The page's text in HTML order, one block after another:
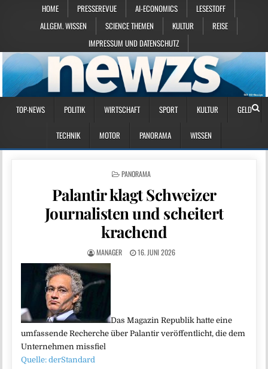
HOME PRESSEREVUE AI-ECONOMICS
LESESTOFF
ALLGEM. WISSEN
SCIENCE THEMEN KULTUR
REISE
IMPRESSUM UND DATENSCHUTZ
TOP-NEWS POLITIK WIRTSCHAFT SPORT KULTUR GELD
TECHNIK MOTOR PANORAMA WISSEN
POSTED IN
PANORAMA
Palantir klagt Schweizer
Journalisten und scheitert
krachend
MANAGER 16. JUNI 2026
Das Magazin Republik hatte eine
umfassende Recherche über Palantir veröffentlicht, die dem
Unternehmen missfiel
Quelle: derStandard